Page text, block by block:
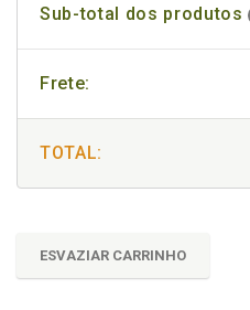
Sub-total dos produtos
Frete:
TOTAL:
ESVAZIAR CARRINHO